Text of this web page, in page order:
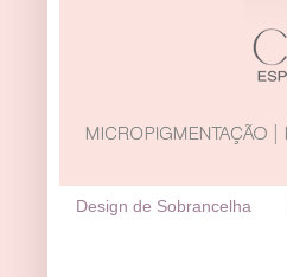
Design de Sobrancelha